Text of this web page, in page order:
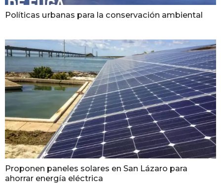
Políticas urbanas para la conservación ambiental
Proponen paneles solares en San Lázaro para
ahorrar energía eléctrica